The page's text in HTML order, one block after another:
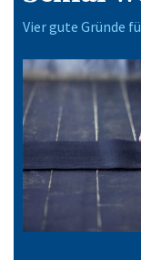
Vier gute Gründe